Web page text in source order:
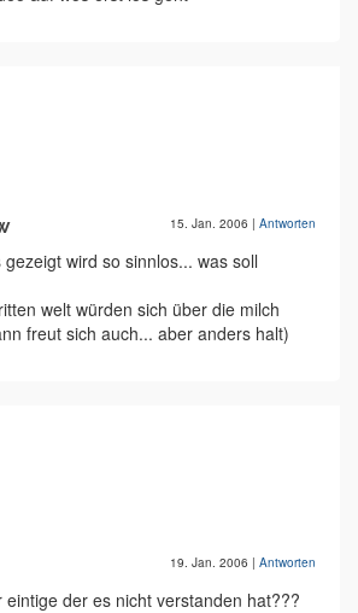
15. Jan. 2006 | Antworten
wird so sinnlos... was soll
welt würden sich über die milch
freut sich auch... aber anders halt)
19. Jan. 2006 | Antworten
eintige der es nicht verstanden hat???